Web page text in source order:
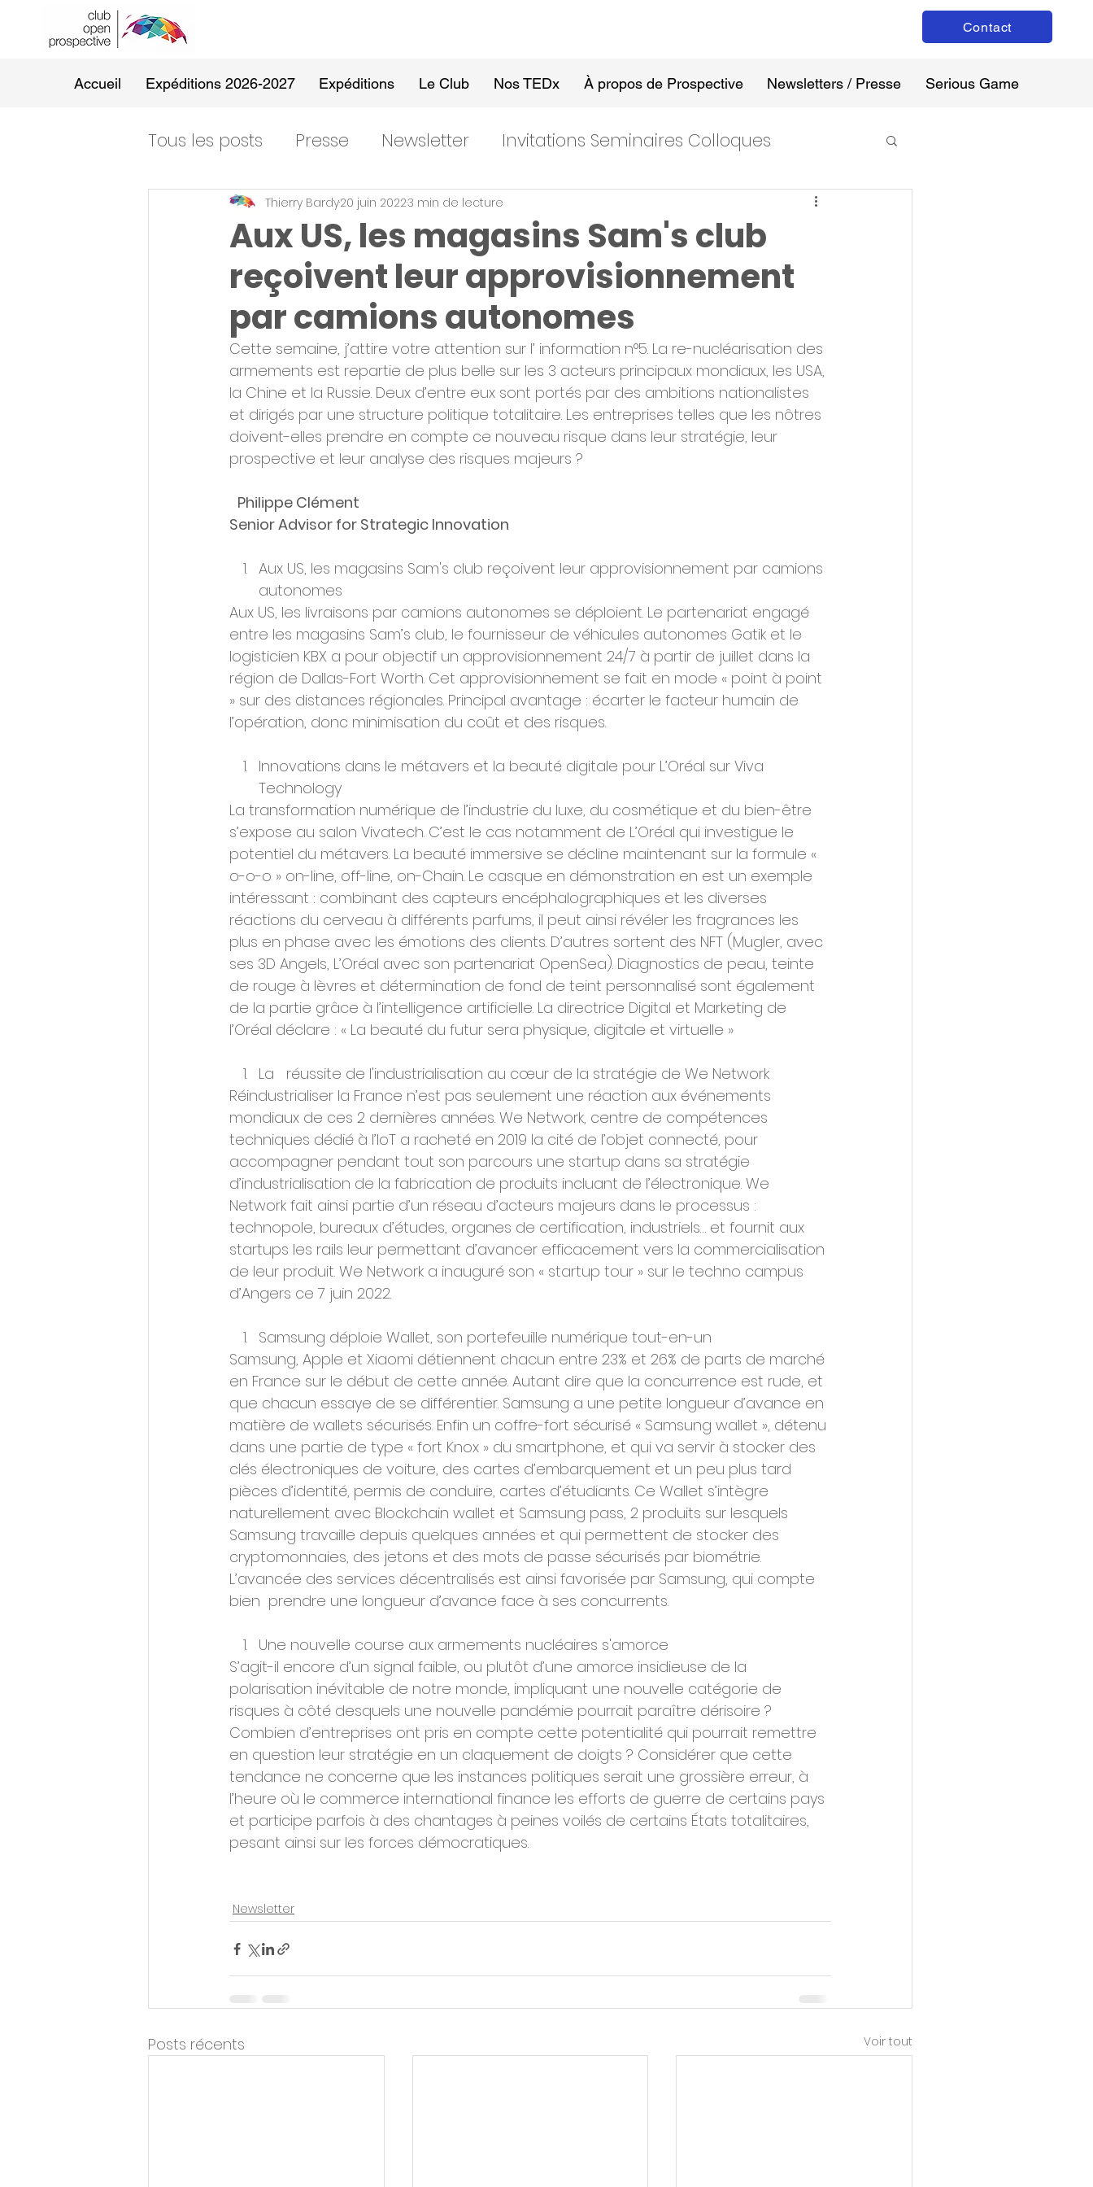
Contact
Accueil Expéditions 2026-2027 Expéditions Le Club Nos TEDx À propos de Prospective Newsletters / Presse Serious Game
Tous les posts Presse Newsletter Invitations Seminaires Colloques
Aux US, les magasins Sam's club
reçoivent leur approvisionnement
par camions autonomes
Thierry Bardy20 juin 20223 min de lecture
Cette semaine, j’attire votre attention sur l’ information n°5. La re-nucléarisation des
armements est repartie de plus belle sur les 3 acteurs principaux mondiaux, les USA,
la Chine et la Russie. Deux d’entre eux sont portés par des ambitions nationalistes
et dirigés par une structure politique totalitaire. Les entreprises telles que les nôtres
doivent-elles prendre en compte ce nouveau risque dans leur stratégie, leur
prospective et leur analyse des risques majeurs ?
Philippe Clément
Senior Advisor for Strategic Innovation
Aux US, les magasins Sam's club reçoivent leur approvisionnement par camions
autonomes
Aux US, les livraisons par camions autonomes se déploient. Le partenariat engagé
entre les magasins Sam’s club, le fournisseur de véhicules autonomes Gatik et le
logisticien KBX a pour objectif un approvisionnement 24/7 à partir de juillet dans la
région de Dallas-Fort Worth. Cet approvisionnement se fait en mode « point à point
» sur des distances régionales. Principal avantage : écarter le facteur humain de
l’opération, donc minimisation du coût et des risques.
Innovations dans le métavers et la beauté digitale pour L’Oréal sur Viva
Technology
La transformation numérique de l’industrie du luxe, du cosmétique et du bien-être
s’expose au salon Vivatech. C’est le cas notamment de L’Oréal qui investigue le
potentiel du métavers. La beauté immersive se décline maintenant sur la formule «
o-o-o » on-line, off-line, on-Chain. Le casque en démonstration en est un exemple
intéressant : combinant des capteurs encéphalographiques et les diverses
réactions du cerveau à différents parfums, il peut ainsi révéler les fragrances les
plus en phase avec les émotions des clients. D’autres sortent des NFT (Mugler, avec
ses 3D Angels, L’Oréal avec son partenariat OpenSea). Diagnostics de peau, teinte
de rouge à lèvres et détermination de fond de teint personnalisé sont également
de la partie grâce à l’intelligence artificielle. La directrice Digital et Marketing de
l’Oréal déclare : « La beauté du futur sera physique, digitale et virtuelle »
La   réussite de l'industrialisation au cœur de la stratégie de We Network
Réindustrialiser la France n’est pas seulement une réaction aux événements
mondiaux de ces 2 dernières années. We Network, centre de compétences
techniques dédié à l’IoT a racheté en 2019 la cité de l’objet connecté, pour
accompagner pendant tout son parcours une startup dans sa stratégie
d’industrialisation de la fabrication de produits incluant de l’électronique. We
Network fait ainsi partie d’un réseau d’acteurs majeurs dans le processus :
technopole, bureaux d’études, organes de certification, industriels… et fournit aux
startups les rails leur permettant d’avancer efficacement vers la commercialisation
de leur produit. We Network a inauguré son « startup tour » sur le techno campus
d’Angers ce 7 juin 2022.
Samsung déploie Wallet, son portefeuille numérique tout-en-un
Samsung, Apple et Xiaomi détiennent chacun entre 23% et 26% de parts de marché
en France sur le début de cette année. Autant dire que la concurrence est rude, et
que chacun essaye de se différentier. Samsung a une petite longueur d’avance en
matière de wallets sécurisés. Enfin un coffre-fort sécurisé « Samsung wallet », détenu
dans une partie de type « fort Knox » du smartphone, et qui va servir à stocker des
clés électroniques de voiture, des cartes d’embarquement et un peu plus tard
pièces d’identité, permis de conduire, cartes d’étudiants. Ce Wallet s’intègre
naturellement avec Blockchain wallet et Samsung pass, 2 produits sur lesquels
Samsung travaille depuis quelques années et qui permettent de stocker des
cryptomonnaies, des jetons et des mots de passe sécurisés par biométrie.
L’avancée des services décentralisés est ainsi favorisée par Samsung, qui compte
bien  prendre une longueur d’avance face à ses concurrents.
Une nouvelle course aux armements nucléaires s'amorce
S’agit-il encore d’un signal faible, ou plutôt d’une amorce insidieuse de la
polarisation inévitable de notre monde, impliquant une nouvelle catégorie de
risques à côté desquels une nouvelle pandémie pourrait paraître dérisoire ?
Combien d’entreprises ont pris en compte cette potentialité qui pourrait remettre
en question leur stratégie en un claquement de doigts ? Considérer que cette
tendance ne concerne que les instances politiques serait une grossière erreur, à
l’heure où le commerce international finance les efforts de guerre de certains pays
et participe parfois à des chantages à peines voilés de certains États totalitaires,
pesant ainsi sur les forces démocratiques.
Newsletter
Posts récents Voir tout